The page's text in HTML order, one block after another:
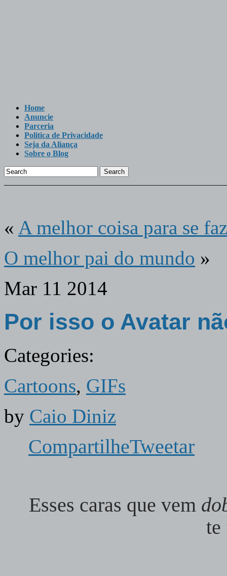
Home
Anuncie
Parceria
Politica de Privacidade
Seja da Aliança
Sobre o Blog
Search
« A melhor coisa para se
O melhor pai do mundo »
Mar 11 2014
Por isso o Avatar
Categories:
Cartoons, GIFs
by Caio Diniz
CompartilheTweetar
Esses caras que vem
te